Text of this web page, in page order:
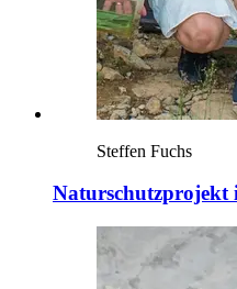
Steffen Fuchs
Naturschutzprojekt